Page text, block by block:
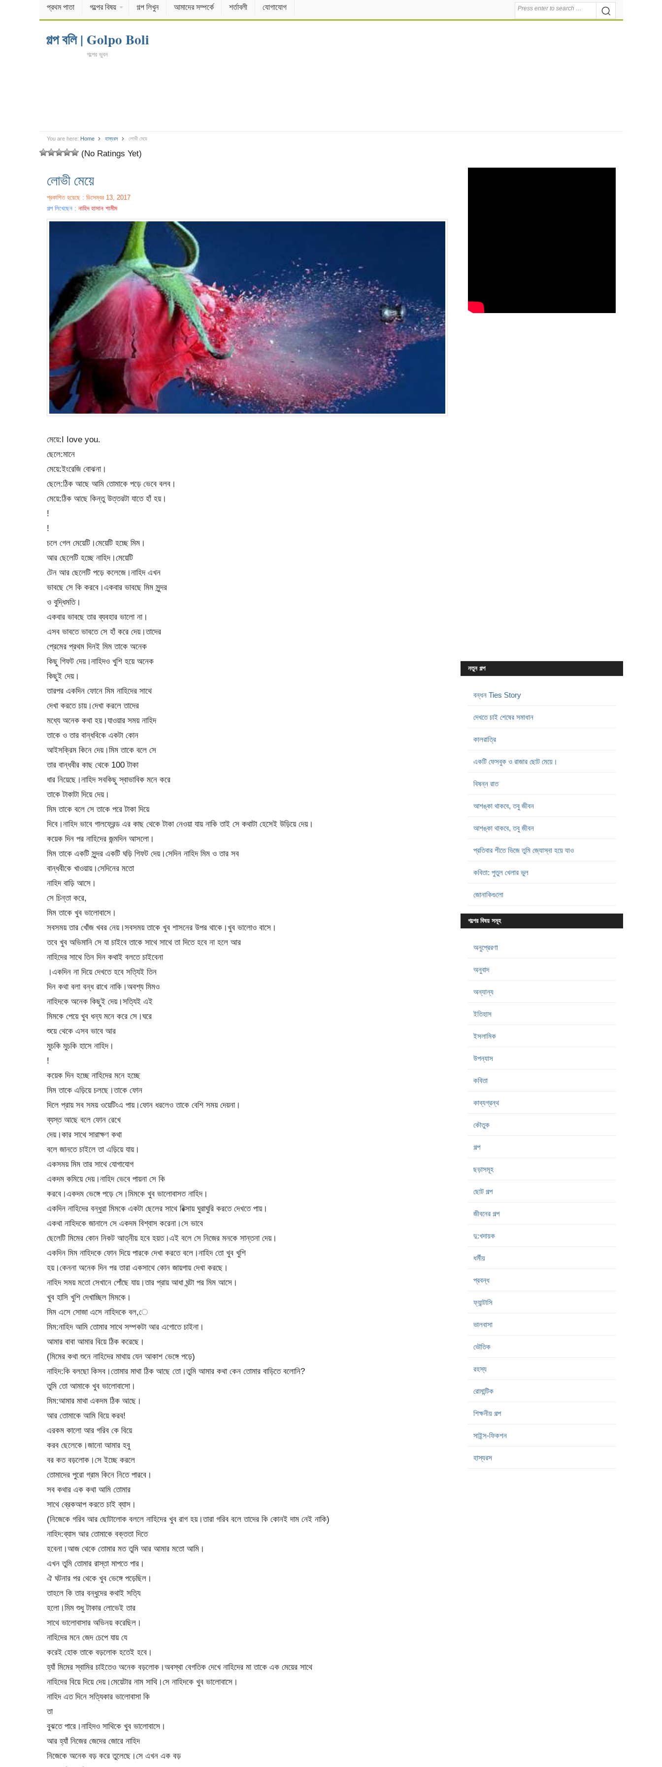
প্রথম পাতা গল্পের বিষয় গল্প লিখুন আমাদের সম্পর্কে শর্তাবলী যোগাযোগ
গল্প বলি | Golpo Boli
গল্পের ভুবন
You are here: Home হাস্যরস লোভী মেয়ে
(No Ratings Yet)
লোভী মেয়ে
প্রকাশিত হয়েছে : ডিসেম্বর 13, 2017
গল্প লিখেছেন : নাহিদ হাসান শামীম
মেয়ে:I Iove you.
ছেলে:মানে
মেয়ে:ইংরেজি বোঝনা।
ছেলে:ঠিক আছে আমি তোমাকে পড়ে ভেবে বলব।
মেয়ে:ঠিক আছে কিন্তু উত্তরটা যাতে হাঁ হয়।
!
!
চলে গেল মেয়েটি।মেয়েটি হচ্ছে মিম।
আর ছেলেটি হচ্ছে নাহিদ।মেয়েটি
টেন আর ছেলেটি পড়ে কলেজে।নাহিদ এখন
ভাবছে সে কি করবে।একবার ভাবছে মিম সুন্দর
ও বুদ্ধিমতি।
একবার ভাবছে তার ব্যবহার ভালো না।
এসব ভাবতে ভাবতে সে হাঁ করে দেয়।তাদের
প্রেমের প্রথম দিনই মিম তাকে অনেক
কিছু গিফট দেয়।নাহিদও খুশি হয়ে অনেক
কিছুই দেয়।
তারপর একদিন ফোনে মিম নাহিদের সাথে
দেখা করতে চায়।দেখা করলে তাদের
মধ্যে অনেক কথা হয়।যাওয়ার সময় নাহিদ
তাকে ও তার বান্ধবিকে একটা কোন
আইসক্রিম কিনে দেয়।মিম তাকে বলে সে
তার বান্ধবীর কাছ থেকে 100 টাকা
ধার নিয়েছে।নাহিদ সবকিছু স্বাভাবিক মনে করে
তাকে টাকাটা দিয়ে দেয়।
মিম তাকে বলে সে তাকে পরে টাকা দিয়ে
দিবে।নাহিদ ভাবে গালফ্রেন্ড এর কাছ থেকে টাকা নেওয়া যায় নাকি তাই সে কথাটা হেসেই উড়িয়ে দেয়।
কয়েক দিন পর নাহিদের জন্মদিন আসলো।
মিম তাকে একটি সুন্দর একটি ঘড়ি গিফট দেয়।সেদিন নাহিদ মিম ও তার সব
বান্ধবীকে খাওয়ায়।সেদিনের মতো
নাহিদ বাড়ি আসে।
সে চিন্তা করে,
মিম তাকে খুব ভালোবাসে।
সবসময় তার খোঁজ খবর নেয়।সবসময় তাকে খুব শাসনের উপর থাকে।খুব ভালোও বাসে।
তবে খুব অভিমানি সে যা চাইবে তাকে সাথে সাথে তা দিতে হবে না হলে আর
নাহিদের সাথে তিন দিন কথাই বলতে চাইবেনা
।একদিন না দিয়ে দেখতে হবে সত্যিই তিন
দিন কথা বলা বন্ধ রাখে নাকি।অবশ্য মিমও
নাহিদকে অনেক কিছুই দেয়।সত্যিই এই
মিমকে পেয়ে খুব ধন্য মনে করে সে।ঘরে
শুয়ে থেকে এসব ভাবে আর
মুচকি মুচকি হাসে নাহিদ।
!
কয়েক দিন হচ্ছে নাহিদের মনে হচ্ছে
মিম তাকে এড়িয়ে চলছে।তাকে ফোন
দিলে প্রায় সব সময় ওয়েটিংএ পায়।ফোন ধরলেও তাকে বেশি সময় দেয়না।
ব্যস্ত আছে বলে ফোন রেখে
দেয়।কার সাথে সারাক্ষণ কথা
বলে জানতে চাইলে তা এড়িয়ে যায়।
একসময় মিম তার সাথে যোগাযোগ
একদম কমিয়ে দেয়।নাহিদ ভেবে পায়না সে কি
করবে।একদম ভেঙ্গে পড়ে সে।মিমকে খুব ভালোবাসত নাহিদ।
একদিন নাহিদের বন্ধুরা মিমকে একটা ছেলের সাথে রিক্সায় ঘুরাঘুরি করতে দেখতে পায়।
একথা নাহিদকে জানালে সে একদম বিশ্বাস করেনা।সে ভাবে
ছেলেটি মিমের কোন নিকট আত্নীয় হবে হয়ত।এই বলে সে নিজের মনকে সান্তনা দেয়।
একদিন মিম নাহিদকে ফোন দিয়ে পারকে দেখা করতে বলে।নাহিদ তো খুব খুশি
হয়।কেননা অনেক দিন পর তারা একসাথে কোন জায়গায় দেখা করছে।
নাহিদ সময় মতো সেখানে পোঁছে যায়।তার প্রায় আধা ঘন্টা পর মিম আসে।
খুব হাসি খুশি দেখাচ্ছিল মিমকে।
মিম এসে সোজা এসে নাহিদকে বল,ে
মিম:নাহিদ আমি তোমার সাথে সম্পকটা আর এগোতে চাইনা।
আমার বাবা আমার বিয়ে ঠিক করেছে।
(মিমের কথা শুনে নাহিদের মাথায় যেন আকাশ ভেঙ্গে পড়ে)
নাহিদ:কি বলছো কিসব।তোমার মাথা ঠিক আছে তো।তুমি আমার কথা কেন তোমার বাড়িতে বলোনি?
তুমি তো আমাকে খুব ভালোবাসো।
মিম:আমার মাথা একদম ঠিক আছে।
আর তোমাকে আমি বিয়ে করব!
এরকম কালো আর গরিব কে বিয়ে
করব ছেলেকে।জানো আমার হবু
বর কত বড়লোক।সে ইচ্ছে করলে
তোমাদের পুরো গ্রাম কিনে নিতে পারবে।
সব কথার এক কথা আমি তোমার
সাথে ব্রেকআপ করতে চাই ব্যাস।
(নিজেকে গরিব আর ছোটালোক বললে নাহিদের খুব রাগ হয়।তারা গরিব বলে তাদের কি কোনই দাম নেই নাকি)
নাহিদ:ব্যাস আর তোমাকে বক্ততা দিতে
হবেনা।আজ থেকে তোমার মত তুমি আর আমার মতো আমি।
এখন তুমি তোমার রাস্তা মাপতে পার।
ঐ ঘটনার পর থেকে খুব ভেঙ্গে পড়েছিল।
তাহলে কি তার বন্ধুদের কথাই সত্যি
হলো।মিম শুধু টাকার লোভেই তার
সাথে ভালোবাসার অভিনয় করেছিল।
নাহিদের মনে জেদ চেপে যায় যে
করেই হোক তাকে বড়লোক হতেই হবে।
হ্যাঁ মিমের স্বামির চাইতেও অনেক বড়লোক।অবস্থা বেগতিক দেখে নাহিদের মা তাকে এক মেয়ের সাথে
নাহিদের বিয়ে দিয়ে দেয়।মেয়েটার নাম সাথি।সে নাহিদকে খুব ভালোবাসে।
নাহিদ এত দিনে সত্যিকার ভালোবাসা কি
তা
বুঝতে পারে।নাহিদও সাথিকে খুব ভালোবাসে।
আর হ্যাঁ নিজের জেদের জোরে নাহিদ
নিজেকে অনেক বড় করে তুলেছে।সে এখন এক বড়
নতুন গল্প
বন্ধন Ties Story
দেখতে চাই শেষের সমাধান
কালরাত্রি
একটি ফেসবুক ও রাজার ছোট মেয়ে।
বিষন্ন রাত
আশঙ্কা থাকবে, তবু জীবন
আশঙ্কা থাকবে, তবু জীবন
প্রতিবার শীতে ভিজে তুমি জ্যোস্না হয়ে যাও
কবিতা: পুতুল খেলার ভুল
জোনাকিগুলো
গল্পের বিষয় সমূহ
অনুপ্রেরণা
অনুবাদ
অন্যান্য
ইতিহাস
ইসলামিক
উপন্যাস
কবিতা
কাব্যগ্রন্থ
কৌতুক
গল্প
ছড়াসমূহ
ছোট গল্প
জীবনের গল্প
দু:খদায়ক
ধর্মীয়
প্রবন্ধ
ফ্যান্টাসি
ভালবাসা
ভৌতিক
রহস্য
রোমান্টিক
শিক্ষনীয় গল্প
সাইন্স-ফিকশন
হাস্যরস